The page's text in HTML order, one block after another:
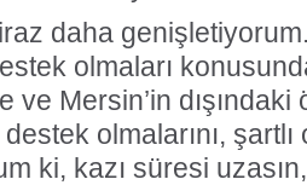
daha
olmaları
ve Mersin’in
olmalarını, şartlı
ki, kazı süresi